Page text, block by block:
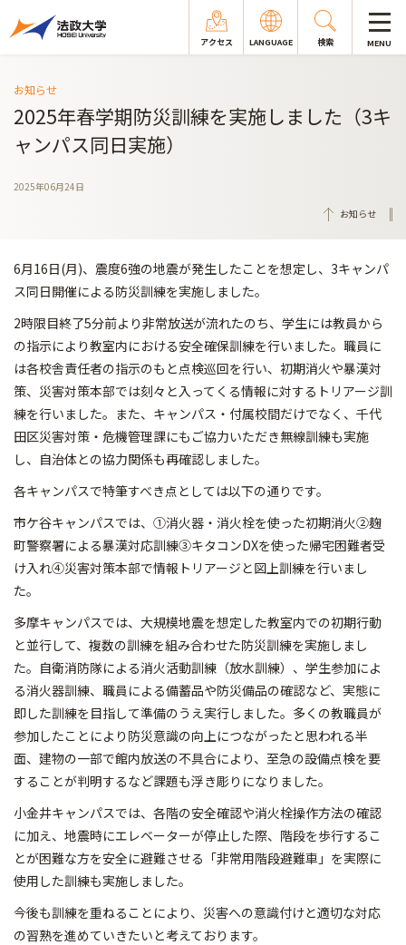
アクセス LANGUAGE 検索 MENU
お知らせ
2025年春学期防災訓練を実施しました（3キ
ャンパス同日実施）
2025年06月24日
お知らせ
6月16日(月)、震度6強の地震が発生したことを想定し、3キャンパ
ス同日開催による防災訓練を実施しました。
2時限目終了5分前より非常放送が流れたのち、学生には教員から
の指示により教室内における安全確保訓練を行いました。職員に
は各校舎責任者の指示のもと点検巡回を行い、初期消火や暴漢対
策、災害対策本部では刻々と入ってくる情報に対するトリアージ訓
練を行いました。また、キャンパス・付属校間だけでなく、千代
田区災害対策・危機管理課にもご協力いただき無線訓練も実施
し、自治体との協力関係も再確認しました。
各キャンパスで特筆すべき点としては以下の通りです。
市ケ谷キャンパスでは、①消火器・消火栓を使った初期消火②麹
町警察署による暴漢対応訓練③キタコンDXを使った帰宅困難者受
け入れ④災害対策本部で情報トリアージと図上訓練を行いまし
た。
多摩キャンパスでは、大規模地震を想定した教室内での初期行動
と並行して、複数の訓練を組み合わせた防災訓練を実施しまし
た。自衛消防隊による消火活動訓練（放水訓練）、学生参加によ
る消火器訓練、職員による備蓄品や防災備品の確認など、実態に
即した訓練を目指して準備のうえ実行しました。多くの教職員が
参加したことにより防災意識の向上につながったと思われる半
面、建物の一部で館内放送の不具合により、至急の設備点検を要
することが判明するなど課題も浮き彫りになりました。
小金井キャンパスでは、各階の安全確認や消火栓操作方法の確認
に加え、地震時にエレベーターが停止した際、階段を歩行するこ
とが困難な方を安全に避難させる「非常用階段避難車」を実際に
使用した訓練も実施しました。
今後も訓練を重ねることにより、災害への意識付けと適切な対応
の習熟を進めていきたいと考えております。